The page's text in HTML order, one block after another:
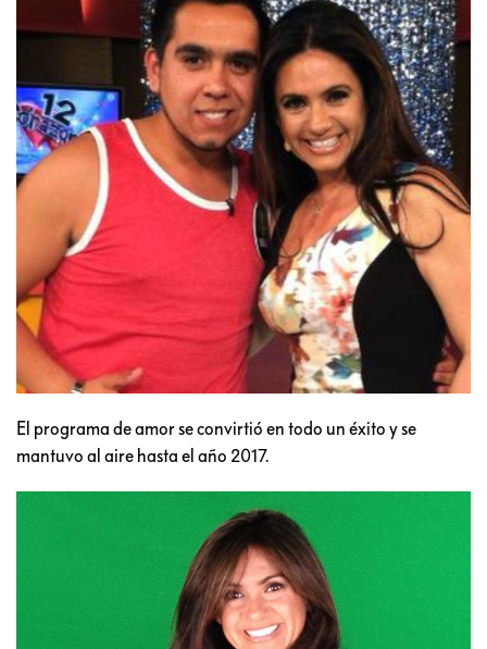
El programa de amor se convirtió en todo un éxito y se
mantuvo al aire hasta el año 2017.